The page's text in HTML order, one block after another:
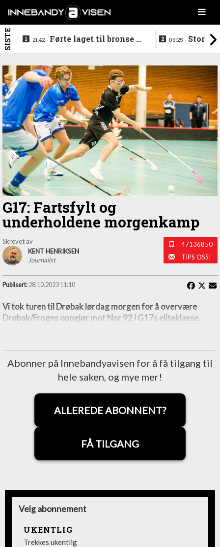
SISTE 21:42 - Førte laget til bronse -
09:25 -
G17: Fartsfylt og
underholdene morgenkamp
Skrevet av
KENT HENRIKSEN
Journalist
47136850
TIPS OSS!
Publisert: 28.10.2023 11:10
Vi tok turen til Drøbak lørdag morgen for å overvære
Drøbak/Frogns oppgjør mot Nor 92 i G17s eliteklasse.
Abonner på Innebandyavisen for å få tilgang til
hele saken, og mye mer!
ALLEREDE ABONNENT?
FÅ TILGANG
Velg abonnement
UKENTLIG
Trekkes ukentlig